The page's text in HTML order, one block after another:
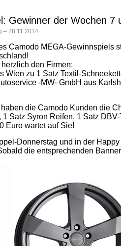
Gewinner der Wochen 7
– 28.11.2014
Camodo MEGA-Gewinnspiels
den Firmen:
Wien zu 1 Satz Textil-
-MW- GmbH aus
die Camodo Kunden die
Satz Syron Reifen, 1 Satz
Euro wartet auf Sie!
Donnerstag und in der
die entsprechenden